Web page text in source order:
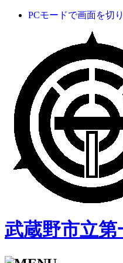
PCモードで画面を切
武蔵野市立第